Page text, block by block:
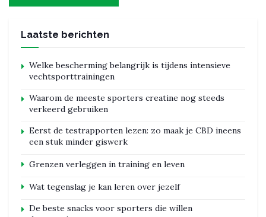
Laatste berichten
Welke bescherming belangrijk is tijdens intensieve
vechtsporttrainingen
Waarom de meeste sporters creatine nog steeds
verkeerd gebruiken
Eerst de testrapporten lezen: zo maak je CBD ineens
een stuk minder giswerk
Grenzen verleggen in training en leven
Wat tegenslag je kan leren over jezelf
De beste snacks voor sporters die willen